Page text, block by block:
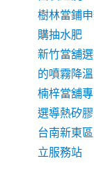
樹林當鋪
購抽水肥
新竹當舖
的噴霧降溫
楠梓當舖
選導熱矽膠
台南新東
立服務站